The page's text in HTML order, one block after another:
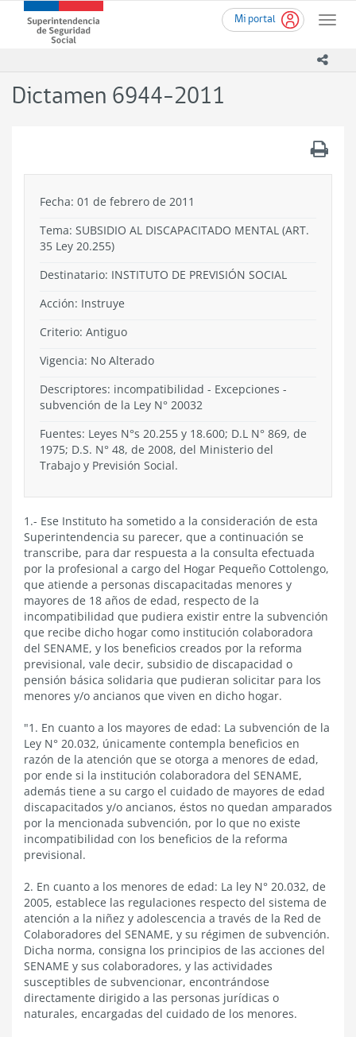
contenido
Mi portal
Toggle
Superintendencia
de
-
Dictamen 6944-2011
Fecha: 01 de febrero de 2011
Tema: SUBSIDIO AL DISCAPACITADO MENTAL (ART.
35 Ley 20.255)
Destinatario: INSTITUTO DE PREVISIÓN SOCIAL
Acción: Instruye
Criterio: Antiguo
Vigencia: No Alterado
Descriptores: incompatibilidad - Excepciones -
subvención de la Ley N° 20032
Fuentes: Leyes N°s 20.255 y 18.600; D.L N° 869, de
1975; D.S. N° 48, de 2008, del Ministerio del
Trabajo y Previsión Social.
1.- Ese Instituto ha sometido a la consideración de esta
Superintendencia su parecer, que a continuación se
transcribe, para dar respuesta a la consulta efectuada
por la profesional a cargo del Hogar Pequeño Cottolengo,
que atiende a personas discapacitadas menores y
mayores de 18 años de edad, respecto de la
incompatibilidad que pudiera existir entre la subvención
que recibe dicho hogar como institución colaboradora
del SENAME, y los beneficios creados por la reforma
previsional, vale decir, subsidio de discapacidad o
pensión básica solidaria que pudieran solicitar para los
menores y/o ancianos que viven en dicho hogar.
"1. En cuanto a los mayores de edad: La subvención de la
Ley N° 20.032, únicamente contempla beneficios en
razón de la atención que se otorga a menores de edad,
por ende si la institución colaboradora del SENAME,
además tiene a su cargo el cuidado de mayores de edad
discapacitados y/o ancianos, éstos no quedan amparados
por la mencionada subvención, por lo que no existe
incompatibilidad con los beneficios de la reforma
previsional.
2. En cuanto a los menores de edad: La ley N° 20.032, de
2005, establece las regulaciones respecto del sistema de
atención a la niñez y adolescencia a través de la Red de
Colaboradores del SENAME, y su régimen de subvención.
Dicha norma, consigna los principios de las acciones del
SENAME y sus colaboradores, y las actividades
susceptibles de subvencionar, encontrándose
directamente dirigido a las personas jurídicas o
naturales, encargadas del cuidado de los menores.